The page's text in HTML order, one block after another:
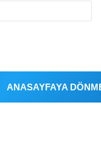
ANASAYFAYA